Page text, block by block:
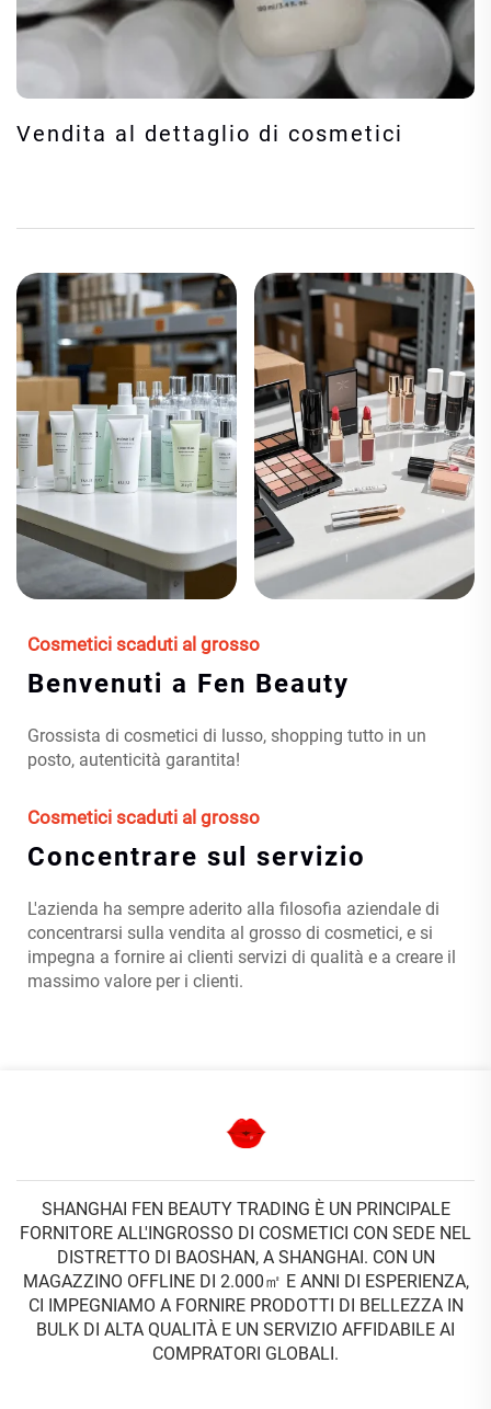
Vendita al dettaglio di cosmetici
Cosmetici scaduti al grosso
Benvenuti a Fen Beauty
Grossista di cosmetici di lusso, shopping tutto in un
posto, autenticità garantita!
Cosmetici scaduti al grosso
Concentrare sul servizio
L'azienda ha sempre aderito alla filosofia aziendale di
concentrarsi sulla vendita al grosso di cosmetici, e si
impegna a fornire ai clienti servizi di qualità e a creare il
massimo valore per i clienti.
SHANGHAI FEN BEAUTY TRADING È UN PRINCIPALE
FORNITORE ALL'INGROSSO DI COSMETICI CON SEDE NEL
DISTRETTO DI BAOSHAN, A SHANGHAI. CON UN
MAGAZZINO OFFLINE DI 2.000㎡ E ANNI DI ESPERIENZA,
CI IMPEGNIAMO A FORNIRE PRODOTTI DI BELLEZZA IN
BULK DI ALTA QUALITÀ E UN SERVIZIO AFFIDABILE AI
COMPRATORI GLOBALI.